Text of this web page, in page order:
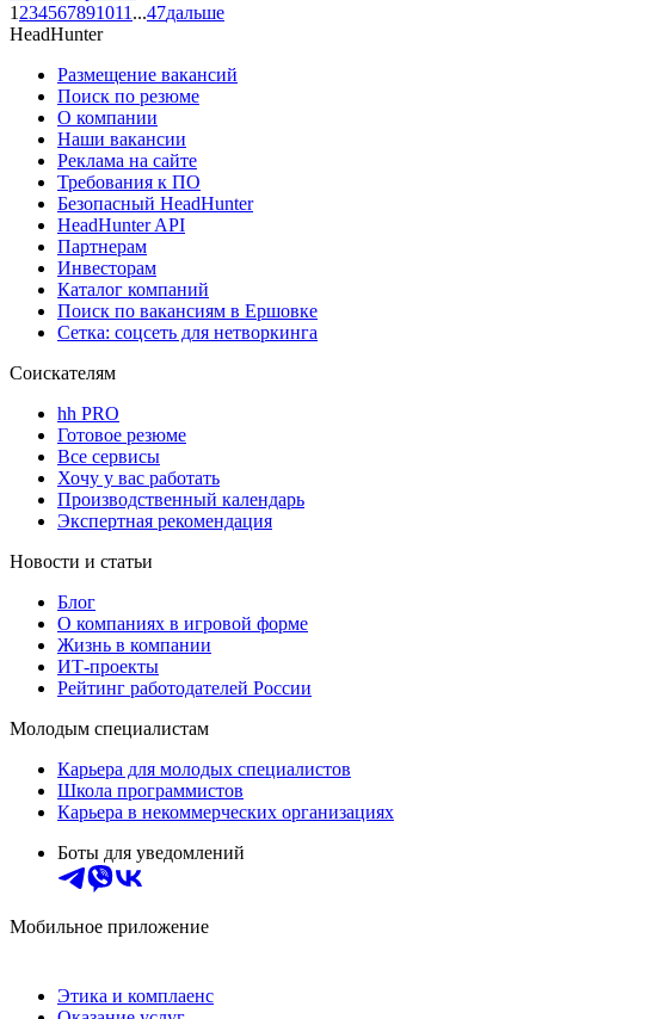
1 234567891011 ...47дальше
HeadHunter
Размещение вакансий
Поиск по резюме
О компании
Наши вакансии
Реклама на сайте
Требования к ПО
Безопасный HeadHunter
HeadHunter API
Партнерам
Инвесторам
Каталог компаний
Поиск по вакансиям в Ершовке
Сетка: соцсеть для нетворкинга
Соискателям
hh PRO
Готовое резюме
Все сервисы
Хочу у вас работать
Производственный календарь
Экспертная рекомендация
Новости и статьи
Блог
О компаниях в игровой форме
Жизнь в компании
ИТ-проекты
Рейтинг работодателей России
Молодым специалистам
Карьера для молодых специалистов
Школа программистов
Карьера в некоммерческих организациях
Боты для уведомлений
Мобильное приложение
Этика и комплаенс